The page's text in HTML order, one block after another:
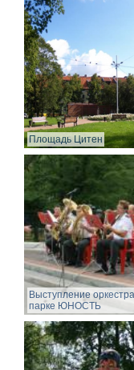
Площадь Цитен
Выступление
парке ЮНОСТЬ